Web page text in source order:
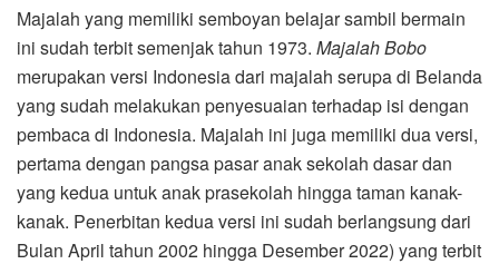
Majalah yang memiliki semboyan belajar sambil bermain
ini sudah terbit semenjak tahun 1973. Majalah Bobo
merupakan versi Indonesia dari majalah serupa di Belanda
yang sudah melakukan penyesuaian terhadap isi dengan
pembaca di Indonesia. Majalah ini juga memiliki dua versi,
pertama dengan pangsa pasar anak sekolah dasar dan
yang kedua untuk anak prasekolah hingga taman kanak-
kanak. Penerbitan kedua versi ini sudah berlangsung dari
Bulan April tahun 2002 hingga Desember 2022) yang terbit